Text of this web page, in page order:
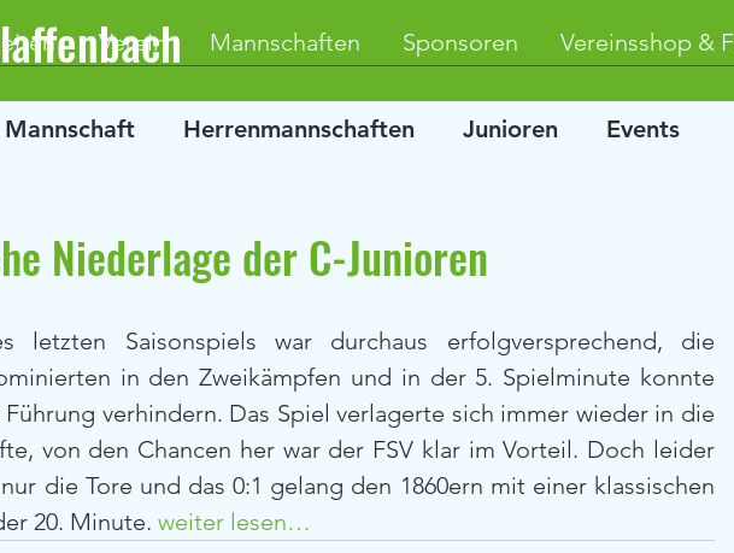
Verein Mannschaften Sponsoren Vereinsshop &
Herrenmannschaften Junioren Events
Niederlage der C-Junioren
letzten Saisonspiels war durchaus erfolgversprechend, die
in den Zweikämpfen und in der 5. Spielminute konnte
verhindern. Das Spiel verlagerte sich immer wieder in die
von den Chancen her war der FSV klar im Vorteil. Doch leider
die Tore und das 0:1 gelang den 1860ern mit einer klassischen
20. Minute. weiter lesen…